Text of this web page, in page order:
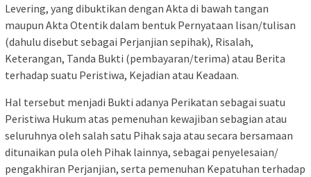
Levering, yang dibuktikan dengan Akta di bawah tangan
maupun Akta Otentik dalam bentuk Pernyataan lisan/tulisan
(dahulu disebut sebagai Perjanjian sepihak), Risalah,
Keterangan, Tanda Bukti (pembayaran/terima) atau Berita
terhadap suatu Peristiwa, Kejadian atau Keadaan.
Hal tersebut menjadi Bukti adanya Perikatan sebagai suatu
Peristiwa Hukum atas pemenuhan kewajiban sebagian atau
seluruhnya oleh salah satu Pihak saja atau secara bersamaan
ditunaikan pula oleh Pihak lainnya, sebagai penyelesaian/
pengakhiran Perjanjian, serta pemenuhan Kepatuhan terhadap